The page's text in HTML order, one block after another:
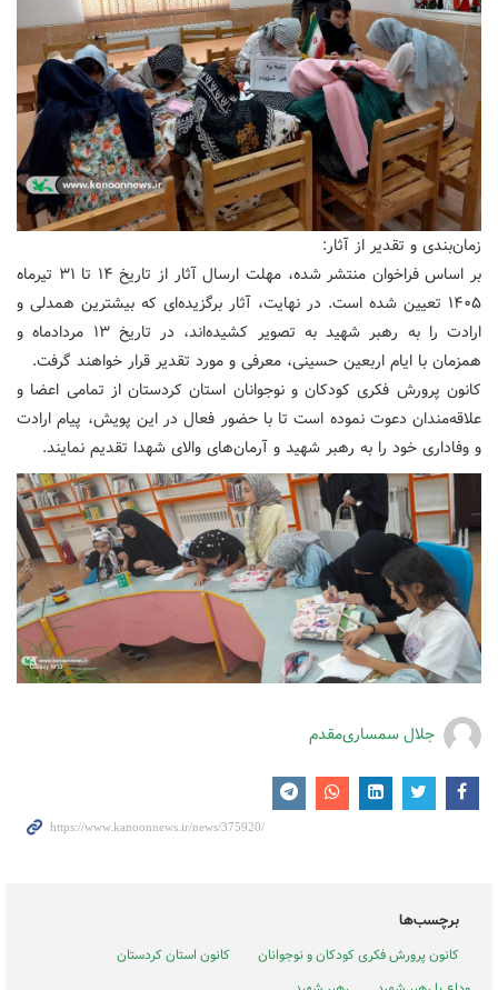
‌زمان‌بندی و تقدیر از آثار:
بر اساس فراخوان منتشر شده، مهلت ارسال آثار از تاریخ ۱۴ تا ۳۱ تیرماه
۱۴۰۵ تعیین شده است. در نهایت، آثار برگزیده‌ای که بیشترین همدلی و
ارادت را به رهبر شهید به تصویر کشیده‌اند، در تاریخ ۱۳ مردادماه و
همزمان با ایام اربعین حسینی، معرفی و مورد تقدیر قرار خواهند گرفت.
‌کانون پرورش فکری کودکان و نوجوانان استان کردستان از تمامی اعضا و
علاقه‌مندان دعوت نموده است تا با حضور فعال در این پویش، پیام ارادت
و وفاداری خود را به رهبر شهید و آرمان‌های والای شهدا تقدیم نمایند.
جلال سمساری‌مقدم
برچسب‌ها
کانون پرورش فکری کودکان و نوجوانان
کانون استان کردستان